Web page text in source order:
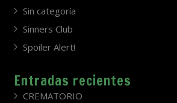
Sin categoría
Sinners Club
Spoiler Alert!
Entradas recientes
CREMATORIO